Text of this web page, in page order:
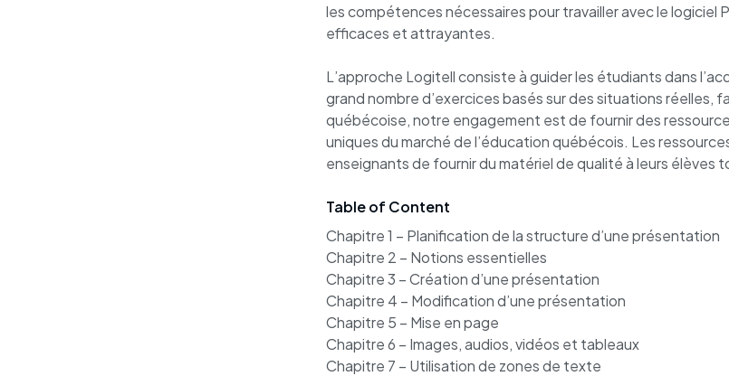
les compétences nécessaires pour travailler avec le
efficaces et attrayantes.
L’approche Logitell consiste à guider les étudiants dans
grand nombre d’exercices basés sur des situations réelles,
québécoise, notre engagement est de fournir des
uniques du marché de l’éducation québécois. Les
enseignants de fournir du matériel de qualité à leurs
Table of Content
Chapitre 1 – Planification de la structure d’une présentation
Chapitre 2 – Notions essentielles
Chapitre 3 – Création d’une présentation
Chapitre 4 – Modification d’une présentation
Chapitre 5 – Mise en page
Chapitre 6 – Images, audios, vidéos et tableaux
Chapitre 7 – Utilisation de zones de texte